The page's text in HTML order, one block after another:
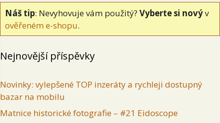
Náš tip: Nevyhovuje vám použitý? Vyberte si novýv
ověřeném e-shopu.
Nejnovější příspěvky
Novinky: vylepšené TOP inzeráty a rychleji dostupný
bazar na mobilu
Matnice historické fotografie – #21 Eidoscope